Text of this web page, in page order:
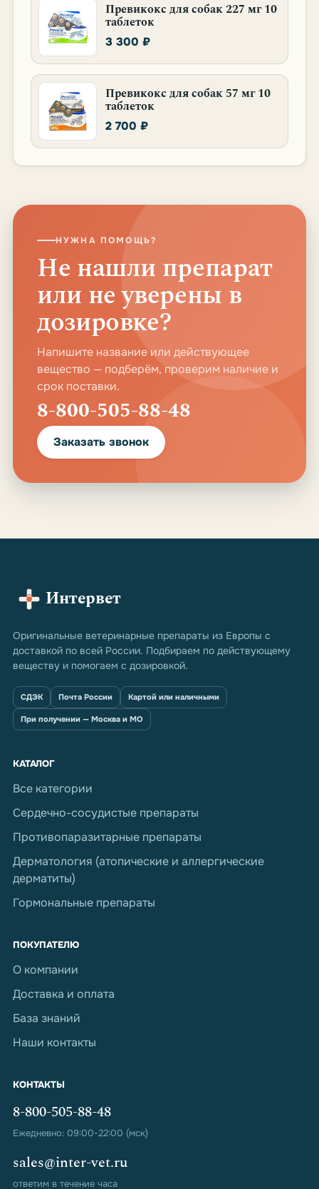
Превикокс для собак 227 мг 10
таблеток
3 300 ₽
Превикокс для собак 57 мг 10
таблеток
2 700 ₽
НУЖНА ПОМОЩЬ?
Не нашли препарат
или не уверены в
дозировке?
Напишите название или действующее
вещество — подберём, проверим наличие и
срок поставки.
8-800-505-88-48
Заказать звонок
Интервет
Оригинальные ветеринарные препараты из Европы с
доставкой по всей России. Подбираем по действующему
веществу и помогаем с дозировкой.
СДЭК Почта России Картой или наличными
При получении — Москва и МО
КАТАЛОГ
Все категории
Сердечно-сосудистые препараты
Противопаразитарные препараты
Дерматология (атопические и аллергические
дерматиты)
Гормональные препараты
ПОКУПАТЕЛЮ
О компании
Доставка и оплата
База знаний
Наши контакты
КОНТАКТЫ
8-800-505-88-48
Ежедневно: 09:00-22:00 (мск)
sales@inter-vet.ru
ответим в течение часа